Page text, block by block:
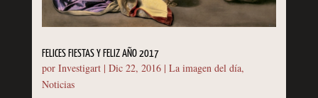
FELICES FIESTAS Y FELIZ AÑO 2017
por Investigart| Dic 22, 2016| La imagen del día,
Noticias